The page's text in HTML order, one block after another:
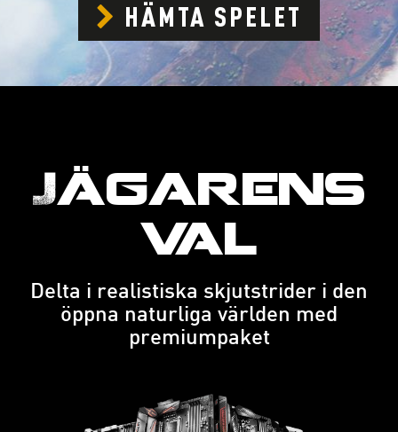
HÄMTA SPELET
Jägarens
val
Delta i realistiska skjutstrider i den
öppna naturliga världen med
premiumpaket